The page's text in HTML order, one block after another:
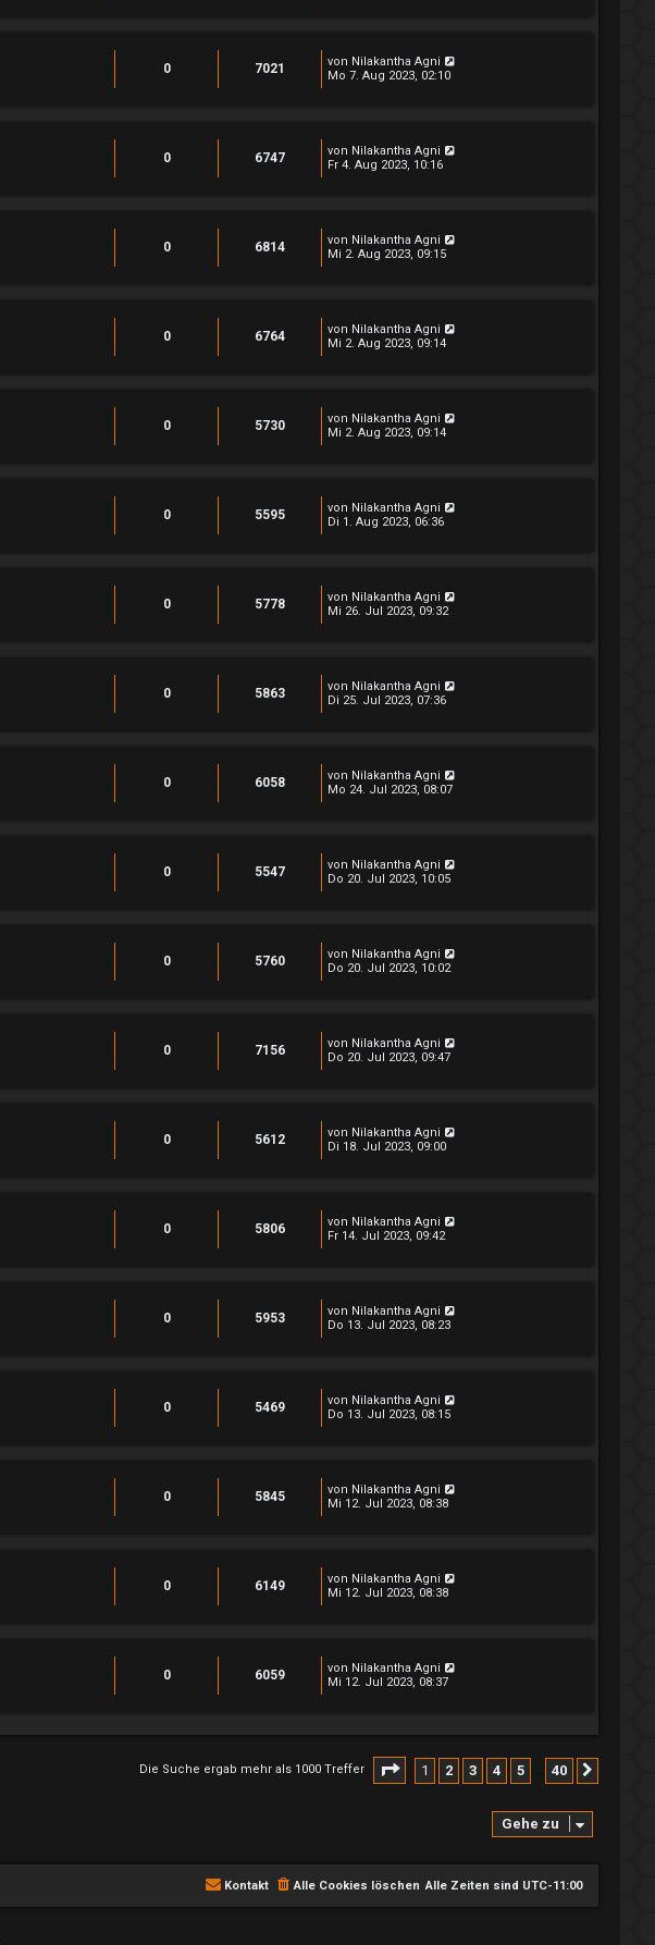
0 7021 von Nilakantha Agni
Mo 7. Aug 2023, 02:10
0 6747 von Nilakantha Agni
Fr 4. Aug 2023, 10:16
0 6814 von Nilakantha Agni
Mi 2. Aug 2023, 09:15
0 6764 von Nilakantha Agni
Mi 2. Aug 2023, 09:14
0 5730 von Nilakantha Agni
Mi 2. Aug 2023, 09:14
0 5595 von Nilakantha Agni
Di 1. Aug 2023, 06:36
0 5778 von Nilakantha Agni
Mi 26. Jul 2023, 09:32
0 5863 von Nilakantha Agni
Di 25. Jul 2023, 07:36
0 6058 von Nilakantha Agni
Mo 24. Jul 2023, 08:07
0 5547 von Nilakantha Agni
Do 20. Jul 2023, 10:05
0 5760 von Nilakantha Agni
Do 20. Jul 2023, 10:02
0 7156 von Nilakantha Agni
Do 20. Jul 2023, 09:47
0 5612 von Nilakantha Agni
Di 18. Jul 2023, 09:00
0 5806 von Nilakantha Agni
Fr 14. Jul 2023, 09:42
0 5953 von Nilakantha Agni
Do 13. Jul 2023, 08:23
0 5469 von Nilakantha Agni
Do 13. Jul 2023, 08:15
0 5845 von Nilakantha Agni
Mi 12. Jul 2023, 08:38
0 6149 von Nilakantha Agni
Mi 12. Jul 2023, 08:38
0 6059 von Nilakantha Agni
Mi 12. Jul 2023, 08:37
Die Suche ergab mehr als 1000 Treffer Seite von
1 2 3 4 5 40
Gehe zu
Alle Zeiten sind UTC-11:00
Alle Cookies löschen
Kontakt